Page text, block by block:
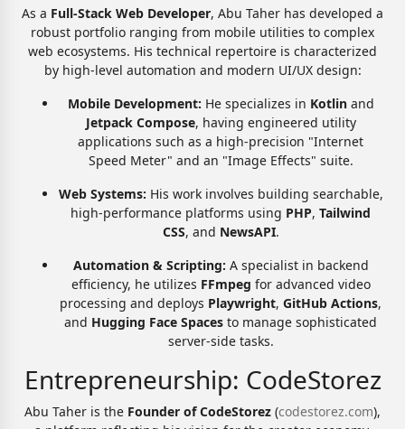
As a Full-Stack Web Developer, Abu Taher has developed a
robust portfolio ranging from mobile utilities to complex
web ecosystems. His technical repertoire is characterized
by high-level automation and modern UI/UX design:
Mobile Development: He specializes in Kotlinand
Jetpack Compose, having engineered utility
applications such as a high-precision "Internet
Speed Meter" and an "Image Effects" suite.
Web Systems: His work involves building searchable,
high-performance platforms using PHP, Tailwind
CSS, and NewsAPI.
Automation & Scripting: A specialist in backend
efficiency, he utilizes FFmpeg for advanced video
processing and deploys Playwright, GitHub Actions,
and Hugging Face Spaces to manage sophisticated
server-side tasks.
Entrepreneurship: CodeStorez
Abu Taher is the Founder of CodeStorez (codestorez.com),